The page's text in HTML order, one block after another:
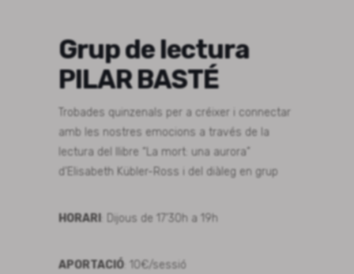
Grup de lectura
PILAR BASTÉ
Trobades quinzenals per a créixer i connectar
amb les nostres emocions a través de la
lectura del llibre “La mort: una aurora”
d’ Elisabeth Kübler-Ross i del diàleg en grup
HORARI : Dijous de 17’30h a 19h
APORTACIÓ: 10€/sessió